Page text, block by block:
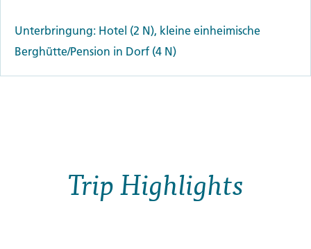
Unterbringung: Hotel (2 N), kleine einheimische
Berghütte/Pension in Dorf (4 N)
Trip Highlights